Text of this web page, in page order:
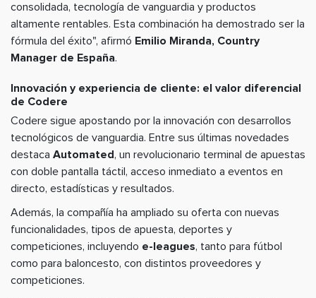
consolidada, tecnología de vanguardia y productos
altamente rentables. Esta combinación ha demostrado ser la
fórmula del éxito", afirmó Emilio Miranda, Country
Manager de España.
Innovación y experiencia de cliente: el valor diferencial
de Codere
Codere sigue apostando por la innovación con desarrollos
tecnológicos de vanguardia. Entre sus últimas novedades
destaca Automated, un revolucionario terminal de apuestas
con doble pantalla táctil, acceso inmediato a eventos en
directo, estadísticas y resultados.
Además, la compañía ha ampliado su oferta con nuevas
funcionalidades, tipos de apuesta, deportes y
competiciones, incluyendo e-leagues, tanto para fútbol
como para baloncesto, con distintos proveedores y
competiciones.